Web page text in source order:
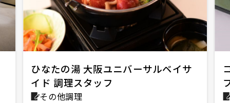
ひなたの湯 大阪ユニバーサルベイサ
イド 調理スタッフ
その他調理